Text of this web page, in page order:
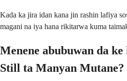
Kada ka jira idan kana jin rashin lafiya
magani na iya hana rikitarwa kuma
Menene abubuwan da
Still ta Manyan Mutane?